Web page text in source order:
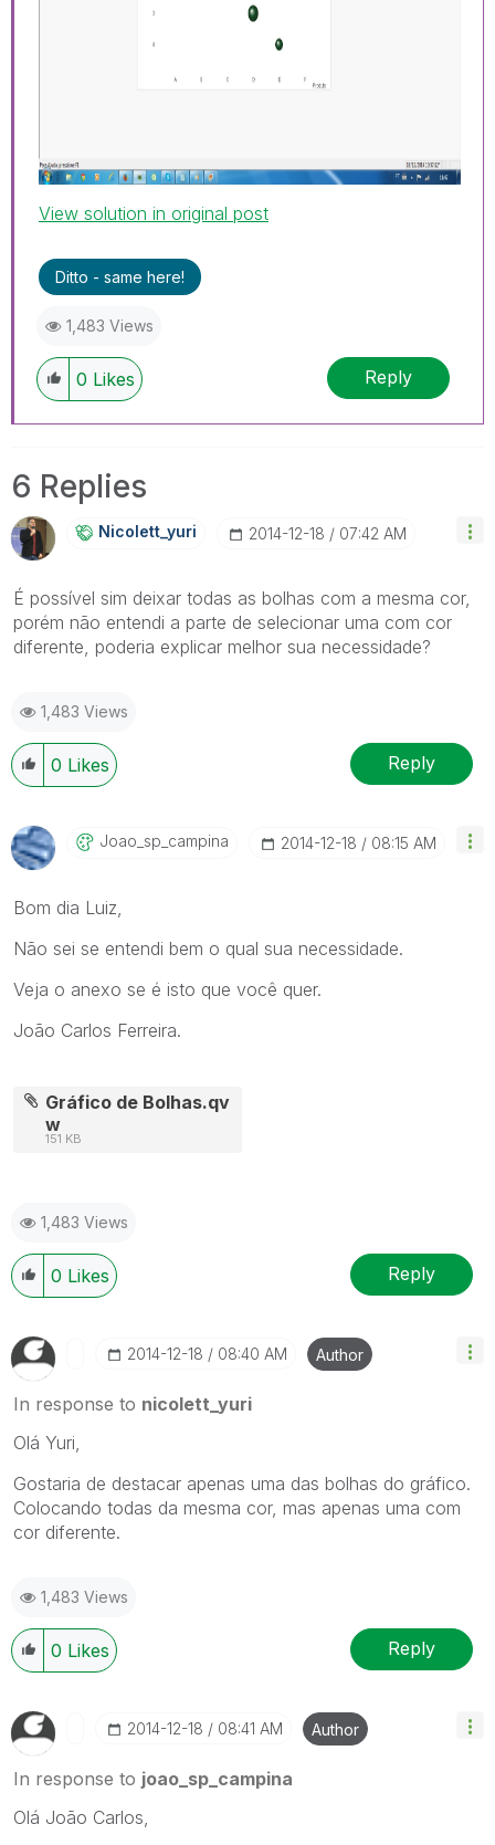
View solution in original post
Ditto - same here!
1,483 Views
0 Likes Reply
6 Replies
Nicolett_yuri ‎2014-12-18 07:42 AM
É possível sim deixar todas as bolhas com a mesma cor,
porém não entendi a parte de selecionar uma com cor
diferente, poderia explicar melhor sua necessidade?
1,483 Views
0 Likes Reply
Joao_sp_campina ‎2014-12-18 08:15 AM
Bom dia Luiz,
Não sei se entendi bem o qual sua necessidade.
Veja o anexo se é isto que você quer.
João Carlos Ferreira.
Gráfico de Bolhas.qv
w
151 KB
1,483 Views
0 Likes Reply
‎2014-12-18 08:40 AM Author
In response to nicolett_yuri
Olá Yuri,
Gostaria de destacar apenas uma das bolhas do gráfico.
Colocando todas da mesma cor, mas apenas uma com
cor diferente.
1,483 Views
0 Likes Reply
‎2014-12-18 08:41 AM Author
In response to joao_sp_campina
Olá João Carlos,